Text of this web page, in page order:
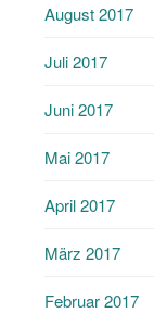
August 2017
Juli 2017
Juni 2017
Mai 2017
April 2017
März 2017
Februar 2017